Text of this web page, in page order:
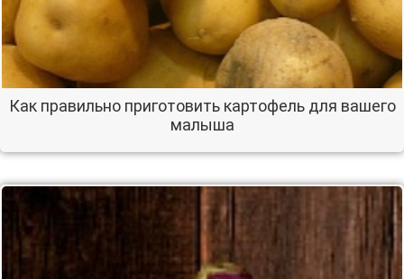
Как правильно приготовить картофель для вашего
малыша